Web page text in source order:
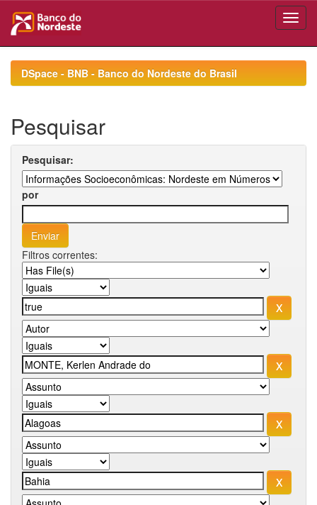
navigationDSpace - BNB - Banco do Nordeste do Brasil
Pesquisar
Pesquisar:
por
Filtros correntes: